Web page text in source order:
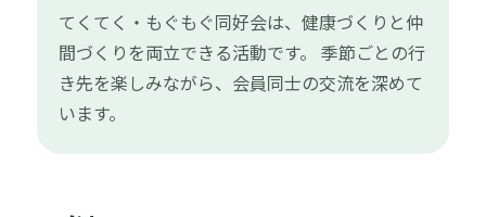
てくてく・もぐもぐ同好会は、健康づくりと仲
間づくりを両立できる活動です。 季節ごとの行
き先を楽しみながら、会員同士の交流を深めて
います。